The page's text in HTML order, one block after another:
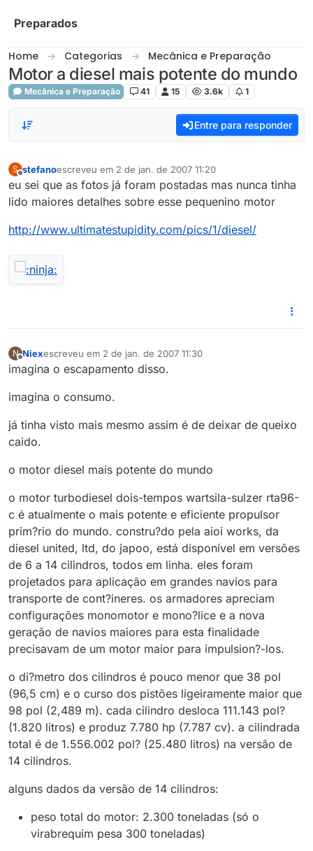
Preparados
Home Categorias Mecânica e Preparação
Motor a diesel mais potente do mundo
Mecânica e Preparação 41 15 3.6k 1
Entre para responder
S
Offline
stefanoescreveu em 2 de jan. de 2007 11:20
última edição por
eu sei que as fotos já foram postadas mas nunca tinha
lido maiores detalhes sobre esse pequenino motor
http://www.ultimatestupidity.com/pics/1/diesel/
N
Offline
Niexescreveu em 2 de jan. de 2007 11:30
última edição por
imagina o escapamento disso.
imagina o consumo.
já tinha visto mais mesmo assim é de deixar de queixo
caido.
o motor diesel mais potente do mundo
o motor turbodiesel dois-tempos wartsila-sulzer rta96-
c é atualmente o mais potente e eficiente propulsor
prim?rio do mundo. constru?do pela aioi works, da
diesel united, ltd, do japoo, está disponível em versões
de 6 a 14 cilindros, todos em linha. eles foram
projetados para aplicação em grandes navios para
transporte de cont?ineres. os armadores apreciam
configurações monomotor e mono?lice e a nova
geração de navios maiores para esta finalidade
precisavam de um motor maior para impulsion?-los.
o di?metro dos cilindros é pouco menor que 38 pol
(96,5 cm) e o curso dos pistões ligeiramente maior que
98 pol (2,489 m). cada cilindro desloca 111.143 pol?
(1.820 litros) e produz 7.780 hp (7.787 cv). a cilindrada
total é de 1.556.002 pol? (25.480 litros) na versão de
14 cilindros.
alguns dados da versão de 14 cilindros:
peso total do motor: 2.300 toneladas (só o
virabrequim pesa 300 toneladas)